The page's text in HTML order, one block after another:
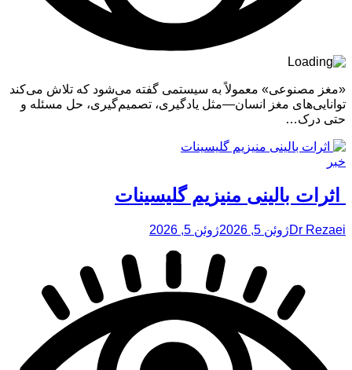
«مغز مصنوعی» معمولاً به سیستمی گفته می‌شود که تلاش می‌کند
توانایی‌های مغز انسان—مثل یادگیری، تصمیم‌گیری، حل مسئله و
حتی درک…
خبر
اثرات بالینی منیزیم گلیسینات
Dr Rezaeiژوئن 5, 2026 ژوئن 5, 2026